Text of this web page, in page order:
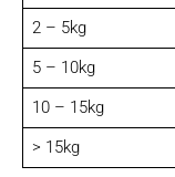
2 – 5kg
5 – 10kg
10 – 15kg
> 15kg